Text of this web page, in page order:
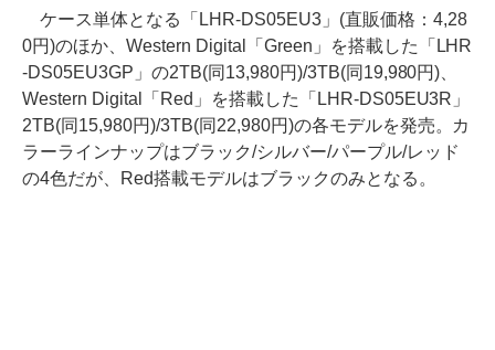
ケース単体となる「LHR-DS05EU3」(直販価格：4,28
0円)のほか、Western Digital「Green」を搭載した「LHR
-DS05EU3GP」の2TB(同13,980円)/3TB(同19,980円)、
Western Digital「Red」を搭載した「LHR-DS05EU3R」
2TB(同15,980円)/3TB(同22,980円)の各モデルを発売。カ
ラーラインナップはブラック/シルバー/パープル/レッド
の4色だが、Red搭載モデルはブラックのみとなる。